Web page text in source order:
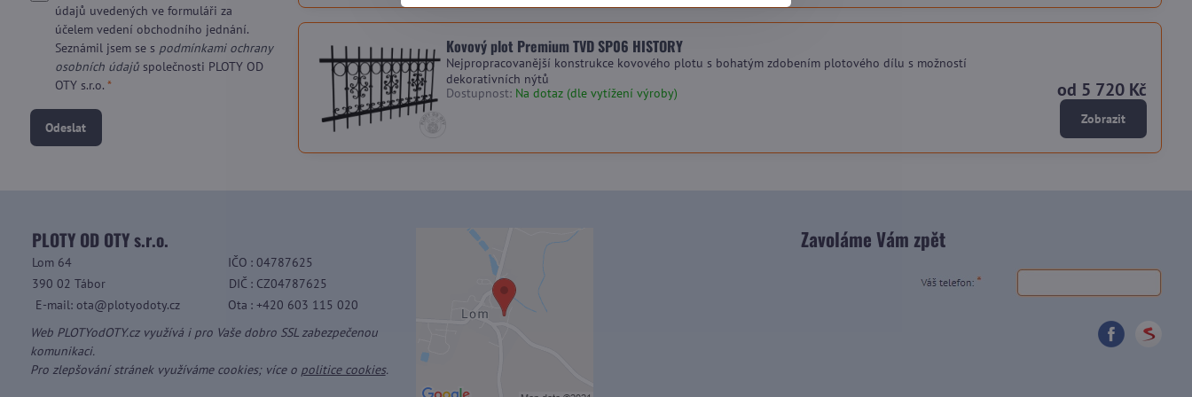
Kovový plot Premium TVD SP06 HISTORY
Nejpropracovanější konstrukce kovového plotu s bohatým zdobením plotového dílu s možností
dekorativních nýtů
Dostupnost: Na dotaz (dle vytížení výroby) od 5 720 Kč
Zobrazit
údajů uvedených ve formuláři za
účelem vedení obchodního jednání.
Seznámil jsem se s podmínkami ochrany
osobních údajů společnosti PLOTY OD
OTY s.r.o. *
Odeslat
PLOTY OD OTY s.r.o.
Lom 64 IČO : 04787625
390 02 Tábor
DIČ : CZ04787625
E-mail: ota@plotyodoty.cz
Ota : +420 603 115 020
Web PLOTYodOTY.cz využívá i pro Vaše dobro SSL zabezpečenou
komunikaci.
Pro zlepšování stránek využíváme cookies; více o politice cookies.
Zavoláme Vám zpět